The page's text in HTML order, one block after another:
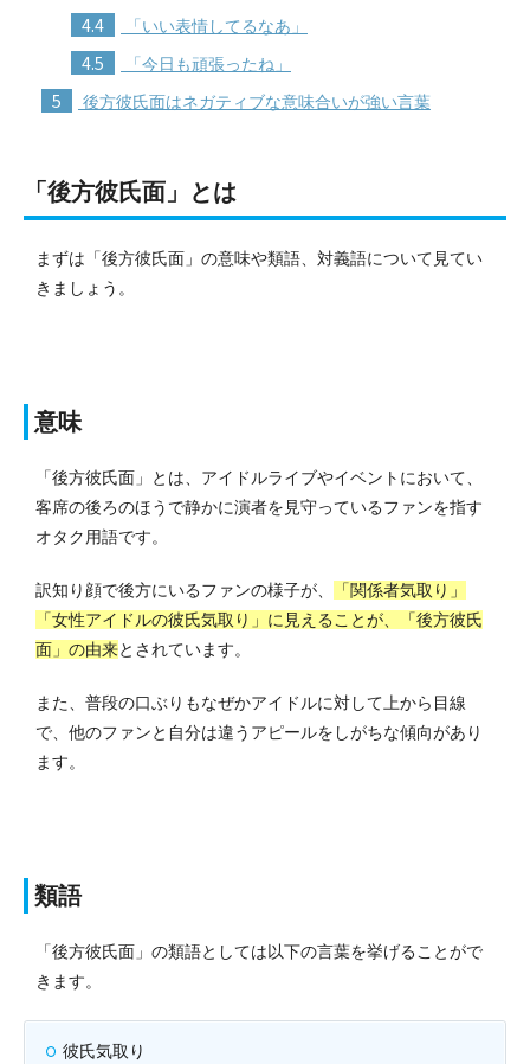
4.4 「いい表情してるなあ」
4.5 「今日も頑張ったね」
5 後方彼氏面はネガティブな意味合いが強い言葉
「後方彼氏面」とは
まずは「後方彼氏面」の意味や類語、対義語について見てい
きましょう。
意味
「後方彼氏面」とは、アイドルライブやイベントにおいて、
客席の後ろのほうで静かに演者を見守っているファンを指す
オタク用語です。
訳知り顔で後方にいるファンの様子が、
「関係者気取り」
「女性アイドルの彼氏気取り」に見えることが、「後方彼氏
面」の由来とされています。
また、 普段の口ぶりもなぜかアイドルに対して上から目線
で、他のファンと自分は違うアピールをしがちな傾向があり
ます。
類語
「後方彼氏面」の類語としては以下の言葉を挙げることがで
きます。
彼氏気取り